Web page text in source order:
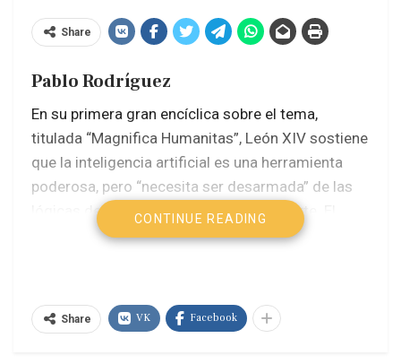
Share
Pablo Rodríguez
En su primera gran encíclica sobre el tema,
titulada “Magnifica Humanitas”, León XIV sostiene
que la inteligencia artificial es una herramienta
poderosa, pero “necesita ser desarmada” de las
lógicas de dominación, exclusión y muerte. El
pontífice advierte que ciertos sistemas
alcance humano para gobernarlos”, lo que exige
una respuesta política urgente.
CONTINUE READING
Share VK Facebook